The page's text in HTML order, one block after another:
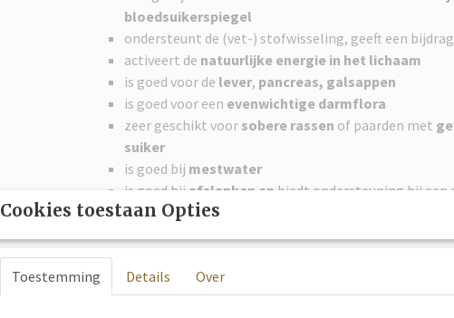
bloedsuikerspiegel
ondersteunt de (vet-) stofwisseling, geeft een
activeert de natuurlijke energie in het lichaam
is goed voor de lever, pancreas, galsappen
is goed voor een evenwichtige darmflora
zeer geschikt voor sobere rassen of paarden met
suiker
is goed bij mestwater
is goed bij afslanken en biedt ondersteuning bij een
bijzomerkriebels
De unieke Equine-Motion® kruidenformule van de
voor dedarmwerking,spijsverteringenstofwisseling.
Cookies toestaan Opties
Toestemming Details Over